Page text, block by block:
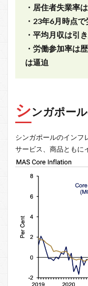
・居住者失業率
・23年6月時点
・平均月収は引
・労働参加率は
は逼迫
シンガポー
シンガポールのインフ
サービス、商品ともに